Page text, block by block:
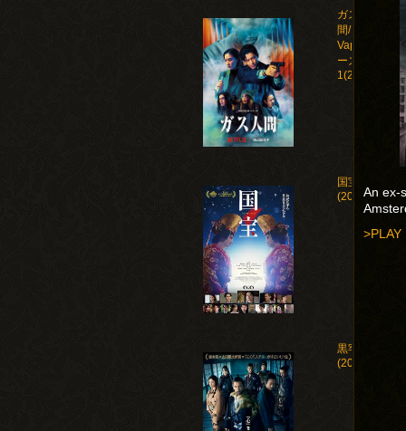
ガス人
間/Human
Vapor シ
ーズン
1(2026)
国宝
(2025)
黒牢城
(2026)
An ex-
>PLAY